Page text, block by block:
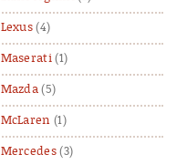
Lexus (4)
Maserati(1)
Mazda (5)
McLaren (1)
Mercedes(3)